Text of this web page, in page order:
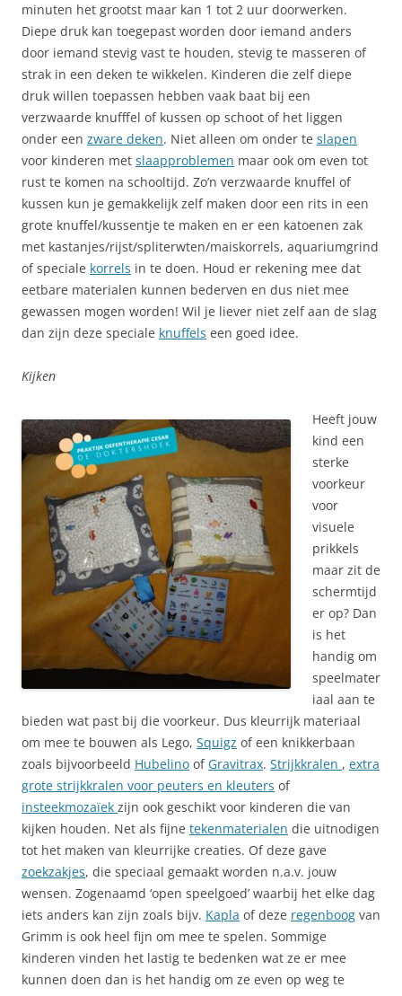
minuten het grootst maar kan 1 tot 2 uur doorwerken.
Diepe druk kan toegepast worden door iemand anders
door iemand stevig vast te houden, stevig te masseren of
strak in een deken te wikkelen. Kinderen die zelf diepe
druk willen toepassen hebben vaak baat bij een
verzwaarde knufffel of kussen op schoot of het liggen
onder een zware deken. Niet alleen om onder te slapen
voor kinderen met slaapproblemen maar ook om even tot
rust te komen na schooltijd. Zo’n verzwaarde knuffel of
kussen kun je gemakkelijk zelf maken door een rits in een
grote knuffel/kussentje te maken en er een katoenen zak
met kastanjes/rijst/spliterwten/maiskorrels, aquariumgrind
of speciale korrels in te doen. Houd er rekening mee dat
eetbare materialen kunnen bederven en dus niet mee
gewassen mogen worden! Wil je liever niet zelf aan de slag
dan zijn deze speciale knuffels een goed idee.
Kijken
Heeft jouw
kind een
sterke
voorkeur
voor
visuele
prikkels
maar zit de
schermtijd
er op? Dan
is het
handig om
speelmater
iaal aan te
bieden wat past bij die voorkeur. Dus kleurrijk materiaal
om mee te bouwen als Lego, Squigz of een knikkerbaan
zoals bijvoorbeeld Hubelino of Gravitrax. Strijkkralen , extra
grote strijkkralen voor peuters en kleuters of
insteekmozaïek zijn ook geschikt voor kinderen die van
kijken houden. Net als fijne tekenmaterialen die uitnodigen
tot het maken van kleurrijke creaties. Of deze gave
zoekzakjes, die speciaal gemaakt worden n.a.v. jouw
wensen. Zogenaamd ‘open speelgoed’ waarbij het elke dag
iets anders kan zijn zoals bijv. Kapla of deze regenboog van
Grimm is ook heel fijn om mee te spelen. Sommige
kinderen vinden het lastig te bedenken wat ze er mee
kunnen doen dan is het handig om ze even op weg te